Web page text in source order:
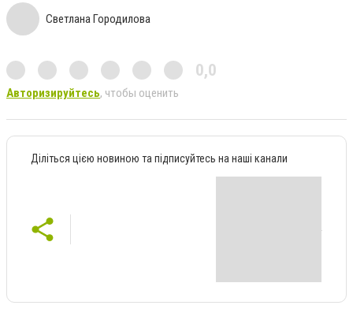
Светлана Городилова
0,0
Авторизируйтесь, чтобы оценить
Діліться цією новиною та підписуйтесь на наші канали